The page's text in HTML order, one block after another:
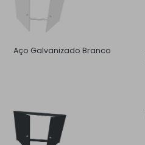
Aço Galvanizado Branco